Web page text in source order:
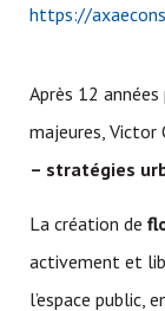
https://
Après 12 années
majeures, Victor
– stratégies
La création de
activement et
l’espace public,